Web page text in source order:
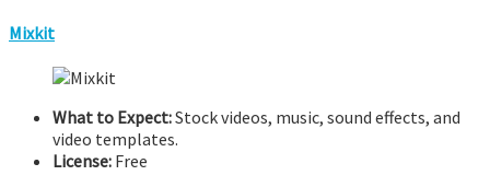
Mixkit
What to Expect:Stock videos, music, sound effects, and
video templates.
License: Free